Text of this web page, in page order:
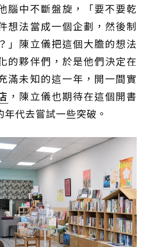
腦中不斷盤旋，「要不要乾
想法當成一個企劃，然後制
」陳立儀把這個大膽的想法
的夥伴們，於是他們決定在
滿未知的這一年，開一間實
，陳立儀也期待在這個開書
代去嘗試一些突破。